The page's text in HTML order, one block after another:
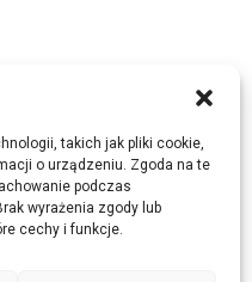
takich jak pliki cookie,
o urządzeniu. Zgoda na te
podczas
wyrażenia zgody lub
cechy i funkcje.